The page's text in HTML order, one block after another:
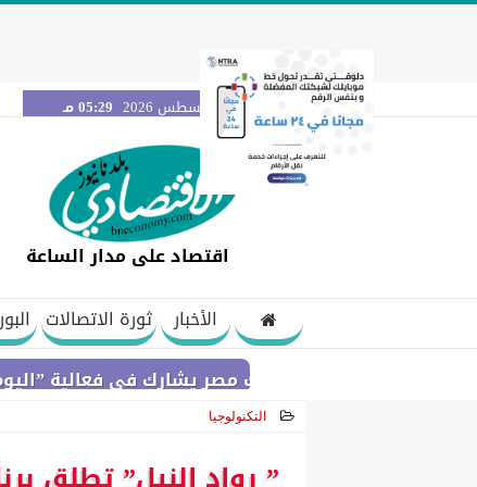
الجمعة 7 أغسطس 2026 05:29 مـ
اقتصاد على مدار الساعة
الأخبار
ثورة الاتصالات
بنك مصر يشارك في فعالية ”اليوم
التكنولوجيا